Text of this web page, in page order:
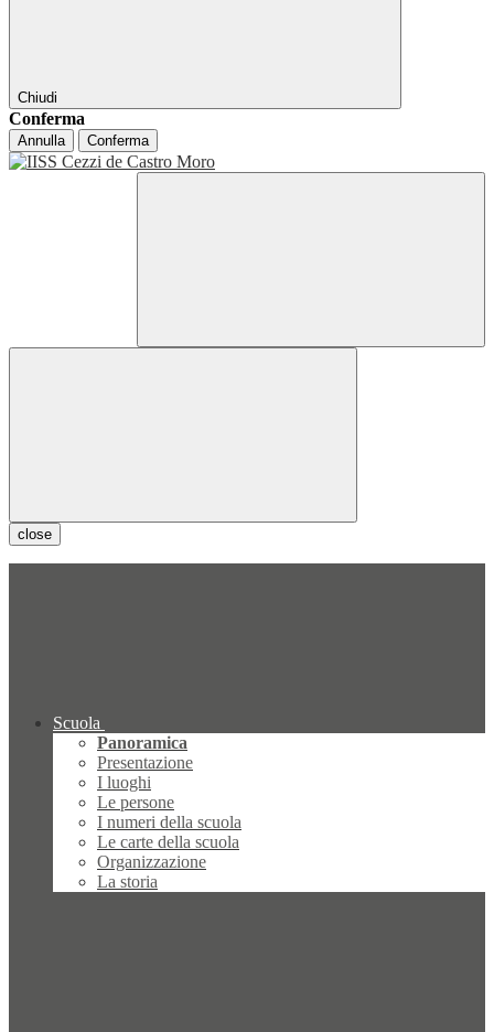
Chiudi
Conferma
Annulla Conferma
close
Scuola
Panoramica
Presentazione
I luoghi
Le persone
I numeri della scuola
Le carte della scuola
Organizzazione
La storia